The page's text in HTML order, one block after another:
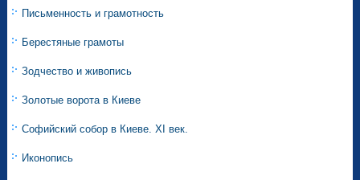
Письменность и грамотность
Берестяные грамоты
Зодчество и живопись
Золотые ворота в Киеве
Софийский собор в Киеве. XI век.
Иконопись